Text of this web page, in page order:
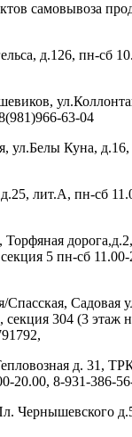
самовывоза
д.126, пн-сб
63-04
ул.Белы Куна, д.16,
лит.А, пн-сб
Торфяная
5 пн-сб 11.00-
Спасская, Садовая
секция 304 (3 этаж
д. 31,
20.00, 8-931-386-
Чернышевского